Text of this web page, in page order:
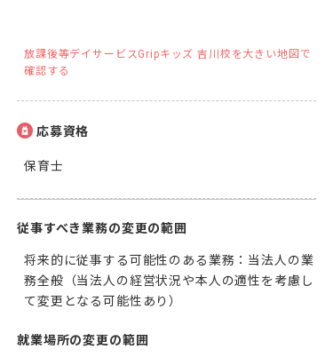
放課後等デイサービスGripキッズ 吉川校を大きい地図で
確認する
応募資格
保育士
従事すべき業務の変更の範囲
将来的に従事する可能性のある業務：当法人の業
務全般（当法人の経営状況や本人の適性を考慮し
て変更となる可能性あり）
就業場所の変更の範囲